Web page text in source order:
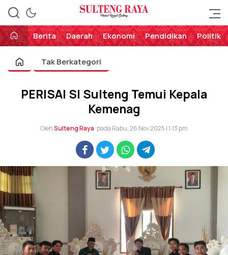
Sulteng Raya
Perekat Rakyat Sulteng
Berita
Daerah Ekonomi Pendidikan Politik
Tak Berkategori
PERISAI SI Sulteng Temui Kepala
Kemenag
OlehSulteng Raya pada Rabu, 26 Nov 2025 | 1:13 pm